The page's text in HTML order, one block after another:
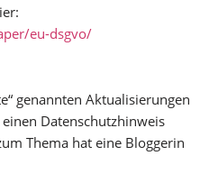
eu-dsgvo/
genannten Aktualisierungen
Datenschutzhinweis
Thema hat eine Bloggerin